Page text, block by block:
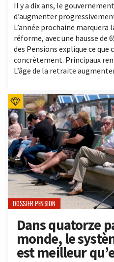
Il y a dix ans, le
d’augmenter
L’année prochaine
réforme, avec une hausse de
des Pensions explique ce que
concrètement. Principaux
L’âge de la retraite
DOSSIER PENSION
Dans quatorze
monde, le
est meilleur